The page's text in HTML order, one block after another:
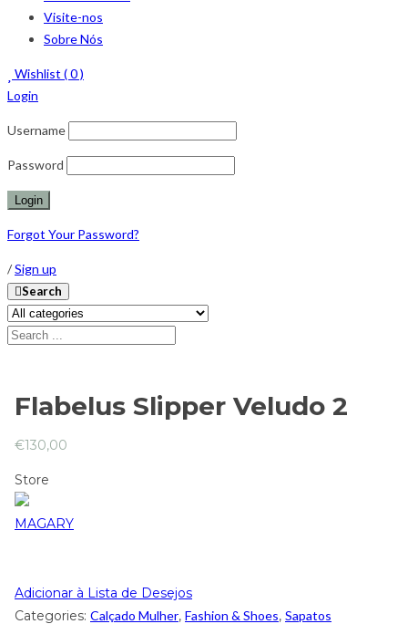
Visite-nos
Sobre Nós
Wishlist (0)
Login
Username
Password
Forgot Your Password?
/Sign up
Search
Flabelus Slipper Veludo 2
€130,00
Store
MAGARY
Adicionar à Lista de Desejos
Categories: Calçado Mulher, Fashion & Shoes, Sapatos